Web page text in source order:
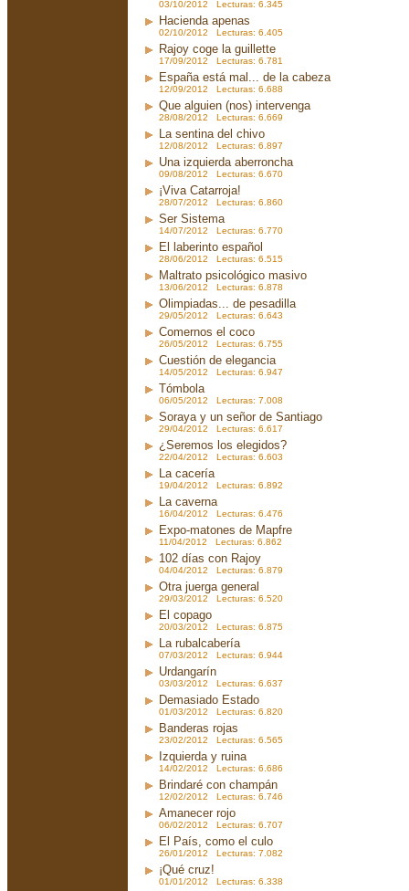
03/10/2012 Lecturas: 6.345
Hacienda apenas
02/10/2012 Lecturas: 6.405
Rajoy coge la guillette
17/09/2012 Lecturas: 6.781
España está mal... de la cabeza
12/09/2012 Lecturas: 6.688
Que alguien (nos) intervenga
28/08/2012 Lecturas: 6.669
La sentina del chivo
12/08/2012 Lecturas: 6.897
Una izquierda aberroncha
09/08/2012 Lecturas: 6.670
¡Viva Catarroja!
28/07/2012 Lecturas: 6.860
Ser Sistema
14/07/2012 Lecturas: 6.770
El laberinto español
28/06/2012 Lecturas: 6.515
Maltrato psicológico masivo
13/06/2012 Lecturas: 6.878
Olimpiadas... de pesadilla
29/05/2012 Lecturas: 6.643
Comernos el coco
26/05/2012 Lecturas: 6.755
Cuestión de elegancia
14/05/2012 Lecturas: 6.947
Tómbola
06/05/2012 Lecturas: 7.008
Soraya y un señor de Santiago
29/04/2012 Lecturas: 6.617
¿Seremos los elegidos?
22/04/2012 Lecturas: 6.603
La cacería
19/04/2012 Lecturas: 6.892
La caverna
16/04/2012 Lecturas: 6.476
Expo-matones de Mapfre
11/04/2012 Lecturas: 6.862
102 días con Rajoy
04/04/2012 Lecturas: 6.879
Otra juerga general
29/03/2012 Lecturas: 6.520
El copago
20/03/2012 Lecturas: 6.875
La rubalcabería
07/03/2012 Lecturas: 6.944
Urdangarín
03/03/2012 Lecturas: 6.637
Demasiado Estado
01/03/2012 Lecturas: 6.820
Banderas rojas
23/02/2012 Lecturas: 6.565
Izquierda y ruina
14/02/2012 Lecturas: 6.686
Brindaré con champán
12/02/2012 Lecturas: 6.746
Amanecer rojo
06/02/2012 Lecturas: 6.707
El País, como el culo
26/01/2012 Lecturas: 7.082
¡Qué cruz!
01/01/2012 Lecturas: 6.338